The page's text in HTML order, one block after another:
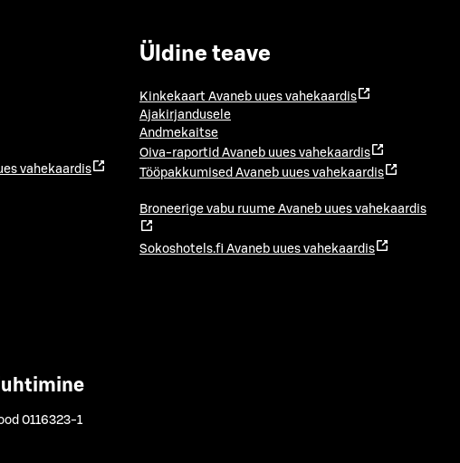
vahekaardis
Üldine teave
Kinkekaart Avaneb uues vahekaardis
Ajakirjandusele
Andmekaitse
Oiva-raportid Avaneb uues vahekaardis
Tööpakkumised Avaneb uues vahekaardis
Broneerige vabu ruume Avaneb uues vahekaardis
Sokoshotels.fi Avaneb uues vahekaardis
0116323-1